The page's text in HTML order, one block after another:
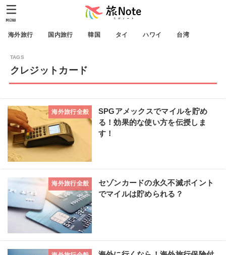
海外旅行 国内旅行 韓国 タイ ハワイ 台湾
MENU
クレジットカード
海外旅行全般
SPGアメックスでマイルを貯め
る！効果的な使い方を伝授しま
す！
海外旅行全般
セゾンカードの永久不滅ポイント
でマイルは貯められる？